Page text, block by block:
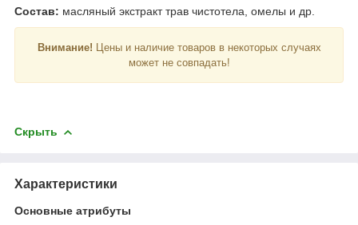
Состав: масляный экстракт трав чистотела, омелы и др.
Внимание! Цены и наличие товаров в некоторых случаях
может не совпадать!
Скрыть
Характеристики
Основные атрибуты